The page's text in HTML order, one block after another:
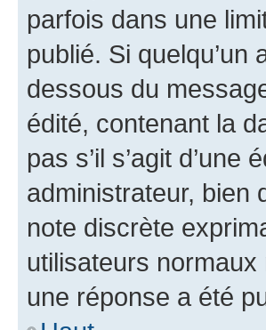
parfois dans une
publié. Si
dessous du
édité, contenant la
pas s’il s’agit
administrateur, bien
note discrète
utilisateurs
une réponse a été